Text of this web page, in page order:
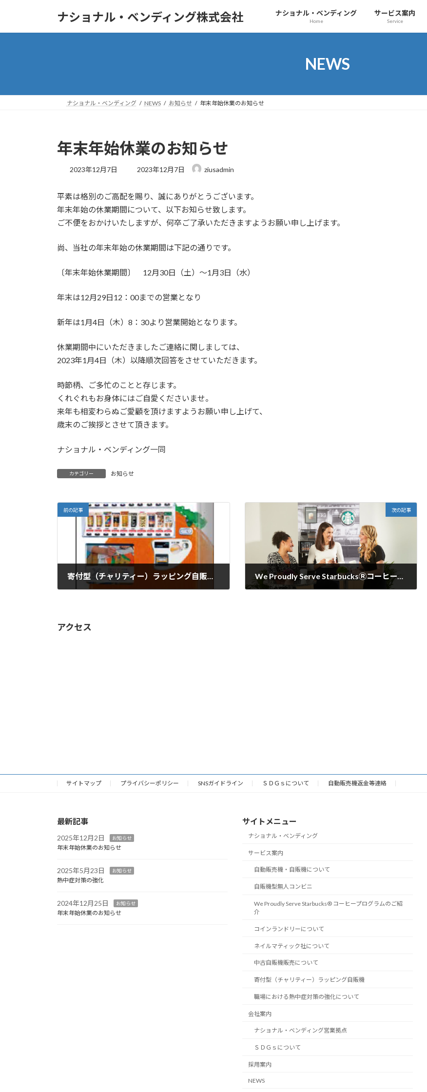
ナショナル・ベンディング株式会社 ナショナル・ベンディング
Home
サービス案内
Service
NEWS
ナショナル・ベンディング NEWS お知らせ 年末年始休業のお知らせ
年末年始休業のお知らせ
2023年12月7日
最
新
日
:
2023年12月7日 ziusadmin
平素は格別のご高配を賜り、誠にありがとうございます。
年末年始の休業期間について、以下お知らせ致します。
ご不便をおかけいたしますが、何卒ご了承いただきますようお願い申し上げます。
尚、当社の年末年始の休業期間は下記の通りです。
〔年末年始休業期間〕 12月30日（土）～1月3日（水）
年末は12月29日12：00までの営業となり
新年は1月4日（木）8：30より営業開始となります。
休業期間中にいただきましたご連絡に関しましては、
2023年1月4日（木）以降順次回答をさせていただきます。
時節柄、ご多忙のことと存じます。
くれぐれもお身体にはご自愛くださいませ。
来年も相変わらぬご愛顧を頂けますようお願い申し上げて、
歳末のご挨拶とさせて頂きます。
ナショナル・ベンディング一同
カテゴリー お知らせ
前の記事
寄付型（チャリティー）ラッピング自販機導入
次の記事
We Proudly Serve StarbucksⓇコーヒープログラムはじめました。
アクセス
サイトマップ プライバシーポリシー SNSガイドライン ＳＤＧｓについて 自動販売機返金等連絡
最新記事
2025年12月2日 お知らせ
年末年始休業のお知らせ
2025年5月23日 お知らせ
熱中症対策の強化
2024年12月25日 お知らせ
年末年始休業のお知らせ
サイトメニュー
ナショナル・ベンディング
サービス案内
自動販売機・自販機について
自販機型無人コンビニ
We Proudly Serve Starbucks® コーヒープログラムのご紹
介
コインランドリーについて
ネイルマティック社について
中古自販機販売について
寄付型（チャリティー）ラッピング自販機
職場における熱中症対策の強化について
会社案内
ナショナル・ベンディング営業拠点
ＳＤＧｓについて
採用案内
NEWS